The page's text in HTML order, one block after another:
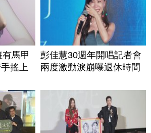
馬甲
搖上
彭佳慧30週年開唱記者會
兩度激動淚崩曝退休時間